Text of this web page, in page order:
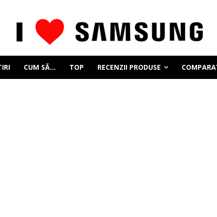
CUM SĂ… TOP RECENZII PRODUSE